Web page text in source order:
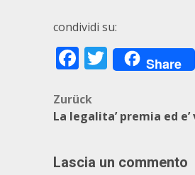
condividi su:
Facebook
Twitter
Share
Zurück
La legalita’ premia ed
Lascia un commento